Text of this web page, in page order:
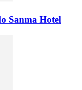
Sanma Hotel